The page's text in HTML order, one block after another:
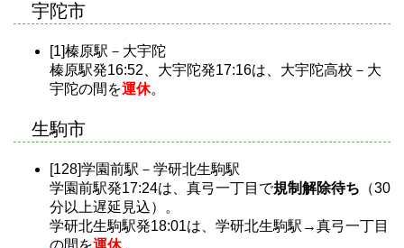
宇陀市
[1]榛原駅－大宇陀
榛原駅発16:52、大宇陀発17:16は、大宇陀高校－大
宇陀の間を運休。
生駒市
[128]学園前駅－学研北生駒駅
学園前駅発17:24は、真弓一丁目で規制解除待ち （30
分以上遅延見込）。
学研北生駒駅発18:01は、学研北生駒駅→真弓一丁目